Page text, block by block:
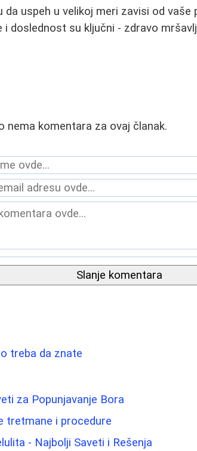
da uspeh u velikoj meri zavisi od vaše
doslednost su ključni - zdravo
nema komentara za ovaj članak.
Slanje komentara
treba da znate
za Popunjavanje Bora
tretmane i procedure
- Najbolji Saveti i Rešenja